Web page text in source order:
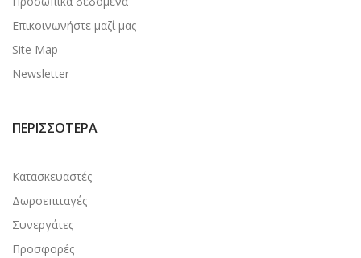
Επικοινωνήστε μαζί μας
Site Map
Newsletter
ΠΕΡΙΣΣΌΤΕΡΑ
Κατασκευαστές
Δωροεπιταγές
Συνεργάτες
Προσφορές